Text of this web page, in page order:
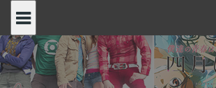
content